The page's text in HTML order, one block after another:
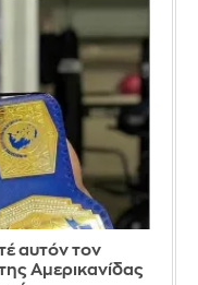
αυτόν τον
Αμερικανίδας